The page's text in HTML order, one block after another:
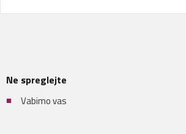
Ne spreglejte
Vabimo vas